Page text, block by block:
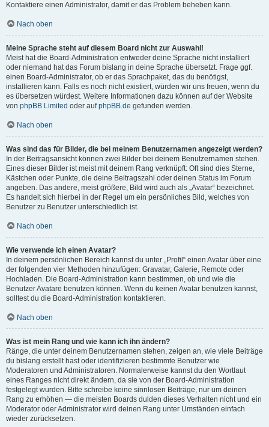
Kontaktiere einen Administrator, damit er das Problem beheben kann.
Nach oben
Meine Sprache steht auf diesem Board nicht zur Auswahl!
Meist hat die Board-Administration entweder deine Sprache nicht installiert
oder niemand hat das Forum bislang in deine Sprache übersetzt. Frage ggf.
einen Board-Administrator, ob er das Sprachpaket, das du benötigst,
installieren kann. Falls es noch nicht existiert, würden wir uns freuen, wenn du
es übersetzen würdest. Weitere Informationen dazu können auf der Website
von phpBB Limited oder aufphpBB.de gefunden werden.
Nach oben
Was sind das für Bilder, die bei meinem Benutzernamen angezeigt werden?
In der Beitragsansicht können zwei Bilder bei deinem Benutzernamen stehen.
Eines dieser Bilder ist meist mit deinem Rang verknüpft: Oft sind dies Sterne,
Kästchen oder Punkte, die deine Beitragszahl oder deinen Status im Forum
angeben. Das andere, meist größere, Bild wird auch als „Avatar“ bezeichnet.
Es handelt sich hierbei in der Regel um ein persönliches Bild, welches von
Benutzer zu Benutzer unterschiedlich ist.
Nach oben
Wie verwende ich einen Avatar?
In deinem persönlichen Bereich kannst du unter „Profil“ einen Avatar über eine
der folgenden vier Methoden hinzufügen: Gravatar, Galerie, Remote oder
Hochladen. Die Board-Administration kann bestimmen, ob und wie die
Benutzer Avatare benutzen können. Wenn du keinen Avatar benutzen kannst,
solltest du die Board-Administration kontaktieren.
Nach oben
Was ist mein Rang und wie kann ich ihn ändern?
Ränge, die unter deinem Benutzernamen stehen, zeigen an, wie viele Beiträge
du bislang erstellt hast oder identifizieren bestimmte Benutzer wie
Moderatoren und Administratoren. Normalerweise kannst du den Wortlaut
eines Ranges nicht direkt ändern, da sie von der Board-Administration
festgelegt wurden. Bitte schreibe keine sinnlosen Beiträge, nur um deinen
Rang zu erhöhen — die meisten Boards dulden dieses Verhalten nicht und ein
Moderator oder Administrator wird deinen Rang unter Umständen einfach
wieder zurücksetzen.